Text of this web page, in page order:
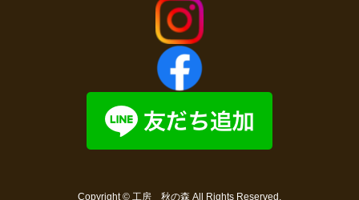
Copyright © 工房 秋の森 All Rights Reserved.